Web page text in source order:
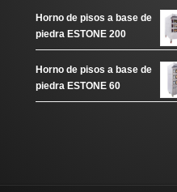
Horno de pisos a base de
piedra ESTONE 200
Horno de pisos a base de
piedra ESTONE 60